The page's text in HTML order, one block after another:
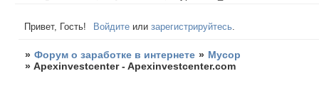
Привет, Гость! Войдите илизарегистрируйтесь
» Форум о заработке в интернете » Мусор
»Apexinvestcenter - Apexinvestcenter.com